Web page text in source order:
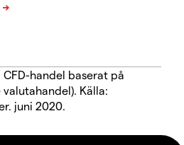
handel baserat på
Källa:
juni 2020.